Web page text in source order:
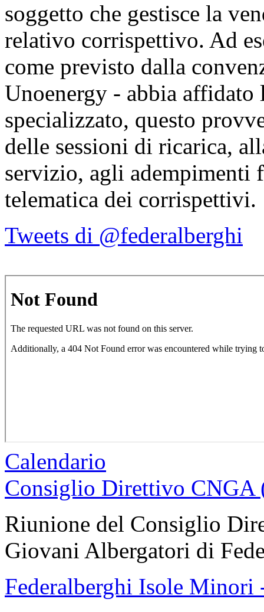
soggetto che gestisce la
relativo corrispettivo. Ad
come previsto dalla
Unoenergy - abbia affidato
specializzato, questo
delle sessioni di ricarica,
servizio, agli adempimenti
telematica dei corrispettivi.
Tweets di @federalberghi
Calendario
Consiglio Direttivo CNGA
Riunione del Consiglio
Giovani Albergatori di
Federalberghi Isole Minori